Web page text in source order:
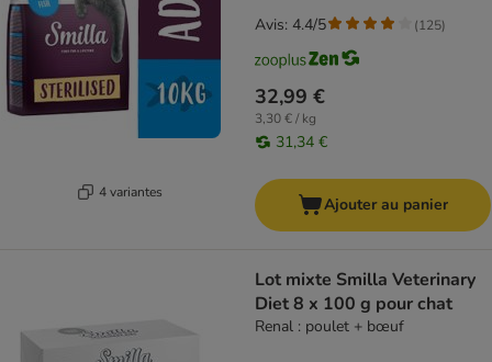
4 variantes
32,99 €
3,30 € / kg
31,34 €
Avis: 4.4/5 (125)
Ajouter au panier
Lot mixte Smilla Veterinary
Diet 8 x 100 g pour chat
Renal : poulet + bœuf